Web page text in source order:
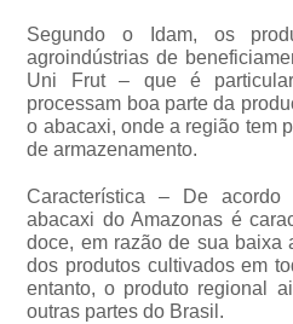
Segundo o Idam, os
agroindústrias de
Uni Frut – que é
processam boa parte da
o abacaxi, onde a região tem
de armazenamento.
Característica – De
abacaxi do Amazonas é
doce, em razão de sua baixa
dos produtos cultivados em
entanto, o produto regional
outras partes do Brasil.